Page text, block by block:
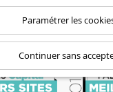
Paramétrer les
Continuer sans